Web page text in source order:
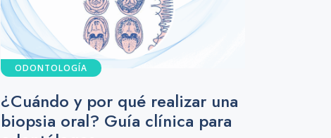
ODONTOLOGÍA
¿Cuándo y por qué realizar una
biopsia oral? Guía clínica para